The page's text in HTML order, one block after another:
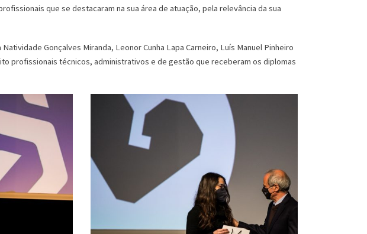
que se destacaram na sua área de atuação, pela relevância da sua
Gonçalves Miranda, Leonor Cunha Lapa Carneiro, Luís Manuel Pinheiro
profissionais técnicos, administrativos e de gestão que receberam os diplomas